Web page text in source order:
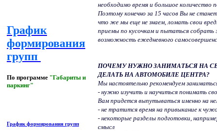
График
формирования
групп
По программе "Габариты и
паркинг"
График формирования групп
необходимо время и большое количество
Поэтому конечно за 15 часов Вы не
что же мы еще не знаем, ломать свои
приемы по кусочкам и пытаться
возможность ежедневного
ПОЧЕМУ НУЖНО ЗАНИМАТЬСЯ НА
ДЕЛАТЬ НА АВТОМОБИЛЕ ЦЕНТРА?
Мы настоятельно рекомендуем
- нужно изучить и научиться понимать
Вам придется выпутываться именно на
- не тратится время на привыкание к
- некоторые разделы подготовки,
смысл